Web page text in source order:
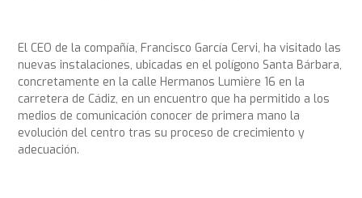
El CEO de la compañía, Francisco García Cervi, ha visitado las
nuevas instalaciones, ubicadas en el polígono Santa Bárbara,
concretamente en la calle Hermanos Lumière 16 en la
carretera de Cádiz, en un encuentro que ha permitido a los
medios de comunicación conocer de primera mano la
evolución del centro tras su proceso de crecimiento y
adecuación.